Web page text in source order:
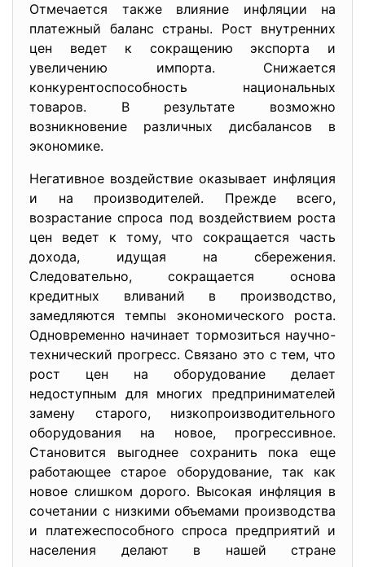
Отмечается также влияние инфляции на
платежный баланс страны. Рост внутренних
цен ведет к сокращению экспорта и
увеличению импорта. Снижается
конкурентоспособность национальных
товаров. В результате возможно
возникновение различных дисбалансов в
экономике.
Негативное воздействие оказывает инфляция
и на производителей. Прежде всего,
возрастание спроса под воздействием роста
цен ведет к тому, что сокращается часть
дохода, идущая на сбережения.
Следовательно, сокращается основа
кредитных вливаний в производство,
замедляются темпы экономического роста.
Одновременно начинает тормозиться научно-
технический прогресс. Связано это с тем, что
рост цен на оборудование делает
недоступным для многих предпринимателей
замену старого, низкопроизводительного
оборудования на новое, прогрессивное.
Становится выгоднее сохранить пока еще
работающее старое оборудование, так как
новое слишком дорого. Высокая инфляция в
сочетании с низкими объемами производства
и платежеспособного спроса предприятий и
населения делают в нашей стране